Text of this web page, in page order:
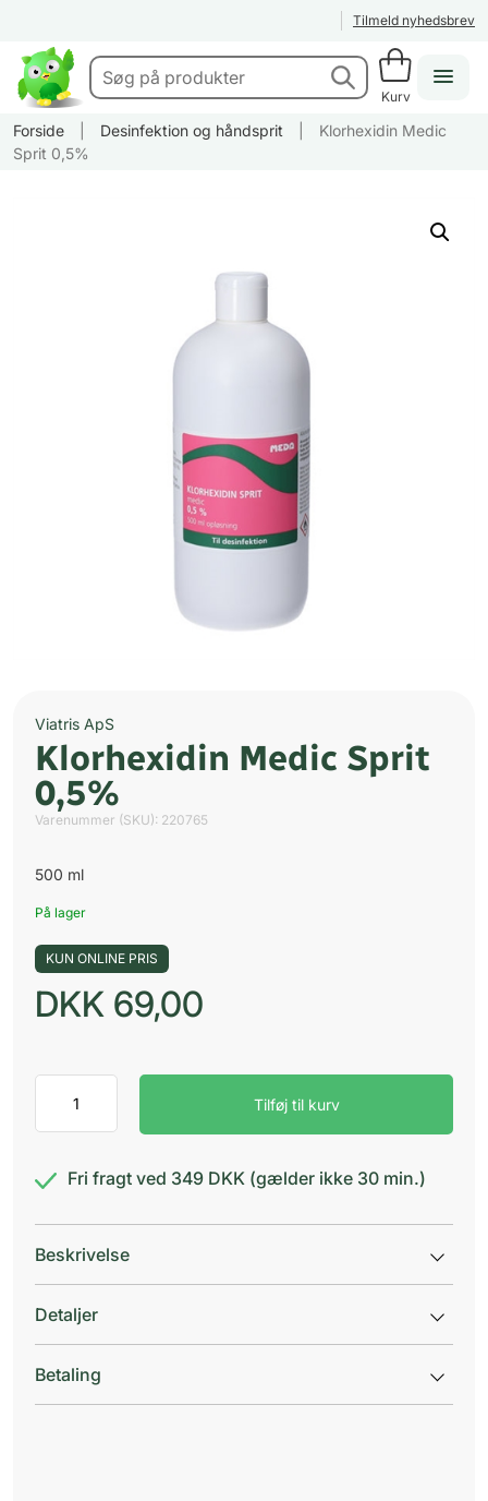
Tilmeld nyhedsbrev
Kurv
Forside Desinfektion og håndsprit
Klorhexidin Medic
Sprit 0,5%
Viatris ApS
Klorhexidin Medic Sprit
0,5%
Varenummer (SKU): 220765
500 ml
På lager
KUN ONLINE PRIS
DKK 69,00
Medic
Sprit
antal
Tilføj til kurv
Fri fragt ved 349 DKK (gælder ikke 30 min.)
Beskrivelse
Detaljer
Betaling